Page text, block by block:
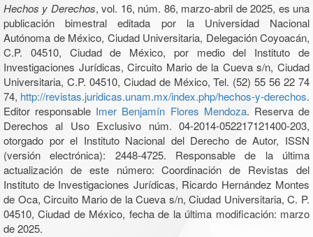
Hechos y Derechos, vol. 16, núm. 86, marzo-abril de 2025, es una
publicación bimestral editada por la Universidad Nacional
Autónoma de México, Ciudad Universitaria, Delegación Coyoacán,
C.P. 04510, Ciudad de México, por medio del Instituto de
Investigaciones Jurídicas, Circuito Mario de la Cueva s/n, Ciudad
Universitaria, C.P. 04510, Ciudad de México, Tel. (52) 55 56 22 74
74, http://revistas.juridicas.unam.mx/index.php/hechos-y-derechos.
Editor responsable Imer Benjamín Flores Mendoza. Reserva de
Derechos al Uso Exclusivo núm. 04-2014-052217121400-203,
otorgado por el Instituto Nacional del Derecho de Autor, ISSN
(versión electrónica): 2448-4725. Responsable de la última
actualización de este número: Coordinación de Revistas del
Instituto de Investigaciones Jurídicas, Ricardo Hernández Montes
de Oca, Circuito Mario de la Cueva s/n, Ciudad Universitaria, C. P.
04510, Ciudad de México, fecha de la última modificación: marzo
de 2025.